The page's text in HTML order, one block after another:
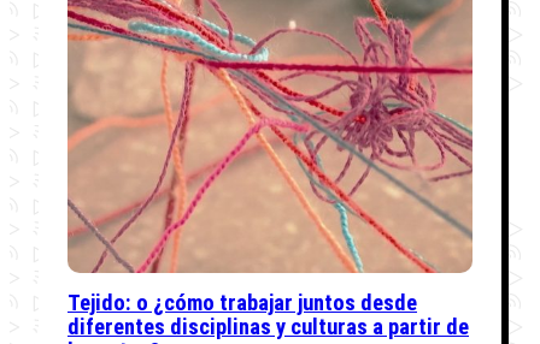
Tejido: o ¿cómo trabajar juntos desde
diferentes disciplinas y culturas a partir de